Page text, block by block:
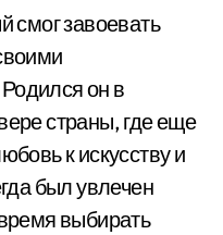
смог завоевать
он в
страны, где еще
к искусству и
был увлечен
выбирать